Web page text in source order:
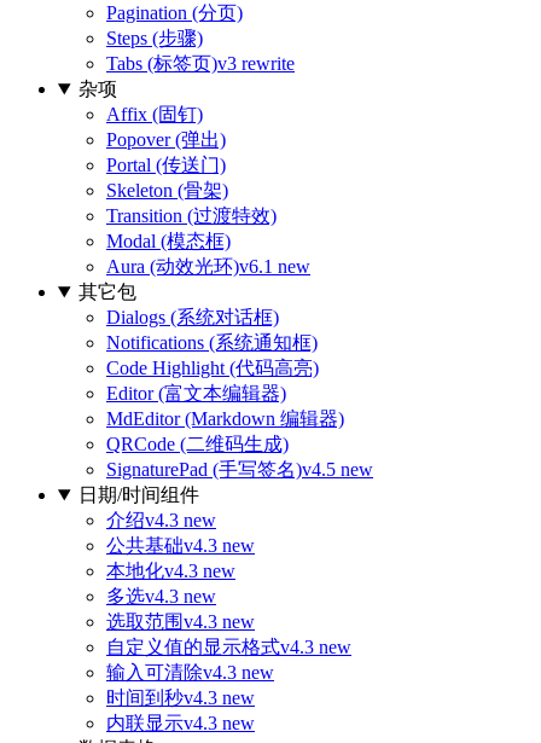
Pagination (分页)
Steps (步骤)
Tabs (标签页)v3 rewrite
杂项
Affix (固钉)
Popover (弹出)
Portal (传送门)
Skeleton (骨架)
Transition (过渡特效)
Modal (模态框)
Aura (动效光环)v6.1 new
其它包
Dialogs (系统对话框)
Notifications (系统通知框)
Code Highlight (代码高亮)
Editor (富文本编辑器)
MdEditor (Markdown 编辑器)
QRCode (二维码生成)
SignaturePad (手写签名)v4.5 new
日期/时间组件
介绍v4.3 new
公共基础v4.3 new
本地化v4.3 new
多选v4.3 new
选取范围v4.3 new
自定义值的显示格式v4.3 new
输入可清除v4.3 new
时间到秒v4.3 new
内联显示v4.3 new